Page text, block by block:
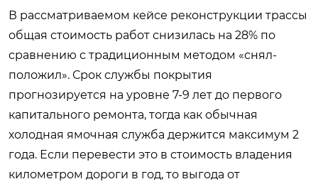
В рассматриваемом кейсе реконструкции трассы
общая стоимость работ снизилась на 28% по
сравнению с традиционным методом «снял-
положил». Срок службы покрытия
прогнозируется на уровне 7-9 лет до первого
капитального ремонта, тогда как обычная
холодная ямочная служба держится максимум 2
года. Если перевести это в стоимость владения
километром дороги в год, то выгода от